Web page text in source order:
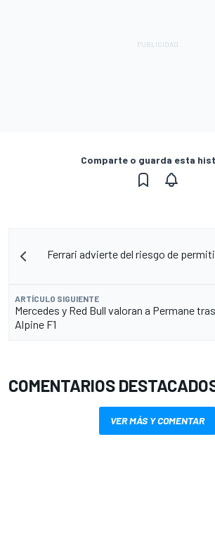
Comparte o guarda esta
Ferrari advierte del riesgo de
ARTÍCULO SIGUIENTE
Mercedes y Red Bull valoran a Permane
Alpine F1
COMENTARIOS
VER MÁS Y COMENTAR